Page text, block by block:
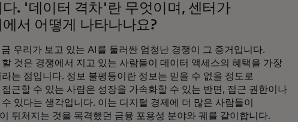
. '데이터 격차'란 무엇이며, 센터가
서 어떻게 나타나나요?
우리가 보고 있는 AI를 둘러싼 엄청난 경쟁이 그 증거입니다.
것은 경쟁에서 지고 있는 사람들이 데이터 액세스의 혜택을 가장
는 점입니다. 정보 불평등이란 정보는 믿을 수 없을 정도로
근할 수 있는 사람은 성장을 가속화할 수 있는 반면, 접근 권한이나
있다는 생각입니다. 이는 디지털 경제에 더 많은 사람들이
뒤처지는 것을 목격했던 금융 포용성 분야와 궤를 같이합니다.